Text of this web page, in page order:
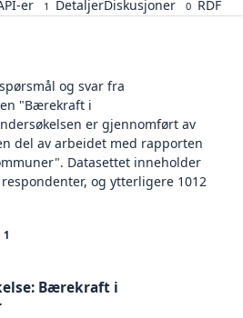
er 1 DetaljerDiskusjoner 0 RDF
og svar fra
"Bærekraft i
er gjennomført av
del av arbeidet med rapporten
Datasettet inneholder
og ytterligere 1012
1
Bærekraft i